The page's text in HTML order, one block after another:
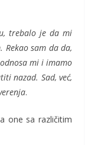
trebalo je da mi
sam da da,
mi i imamo
nazad. Sad, već,
.
one sa različitim